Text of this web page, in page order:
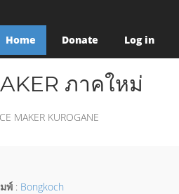
Home Donate Log in
ภาคใหม่
MAKER KUROGANE
พ์ : Bongkoch